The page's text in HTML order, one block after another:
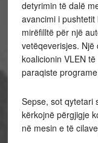
detyrimin të dalë
avancimi i
mirëfilltë për një
vetëqeverisjes.
koalicionin VLEN
paraqiste
Sepse, sot qytetari
kërkojnë përgjigje
në mesin e të